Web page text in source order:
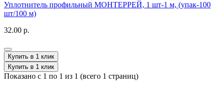
Уплотнитель профильный МОНТЕРРЕЙ, 1 шт-1 м, (упак-100
шт/100 м)
32.00 р.
Купить в 1 клик
Купить в 1 клик
Показано с 1 по 1 из 1 (всего 1 страниц)